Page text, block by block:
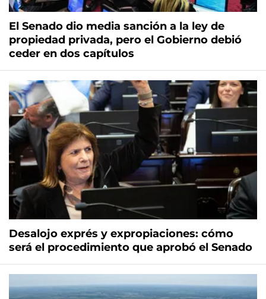
El Senado dio media sanción a la ley de
propiedad privada, pero el Gobierno debió
ceder en dos capítulos
Desalojo exprés y expropiaciones: cómo
será el procedimiento que aprobó el Senado